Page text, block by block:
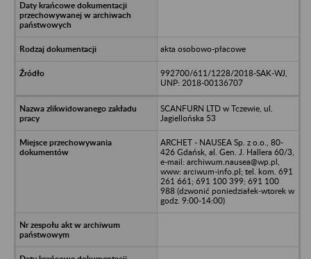
akta osobowo-płacowe
992700/611/1228/2018-SAK-WJ,
UNP: 2018-00136707
SCANFURN LTD w Tczewie, ul.
Jagiellońska 53
ARCHET - NAUSEA Sp. z o.o., 80-
426 Gdańsk, al. Gen. J. Hallera 60/3,
e-mail: archiwum.nausea@wp.pl,
www: arciwum-info.pl; tel. kom. 691
261 661; 691 100 399; 691 100
988 (dzwonić poniedziałek-wtorek w
godz. 9:00-14:00)